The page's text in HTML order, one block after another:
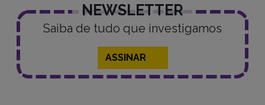
NEWSLETTER
Saiba de tudo que investigamos
ASSINAR